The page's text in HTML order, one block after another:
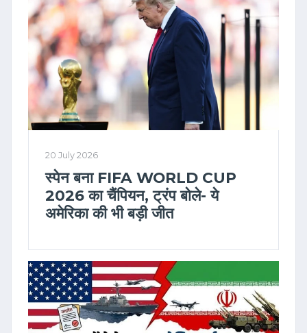
20 July 2026
स्पेन बना FIFA WORLD CUP
2026 का चैंपियन, ट्रंप बोले- ये
अमेरिका की भी बड़ी जीत